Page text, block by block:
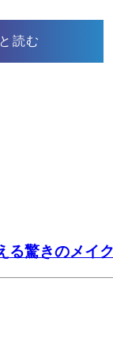
読む
る驚きのメイ